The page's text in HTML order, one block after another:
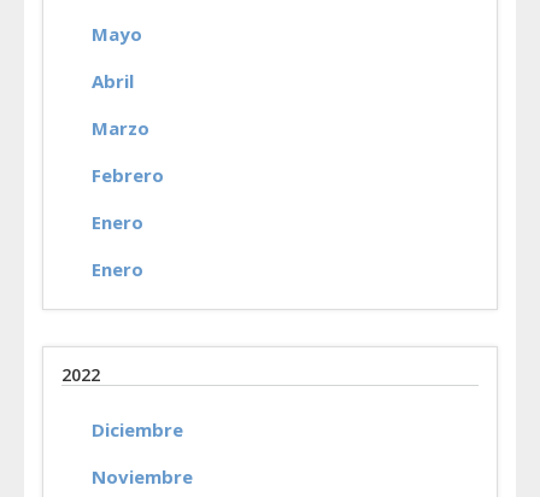
Mayo
Abril
Marzo
Febrero
Enero
Enero
2022
Diciembre
Noviembre